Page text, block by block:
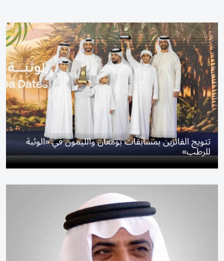
تتويج الفائزين بمسابقات بومعان والليمون في «الوثبة
للرطب»